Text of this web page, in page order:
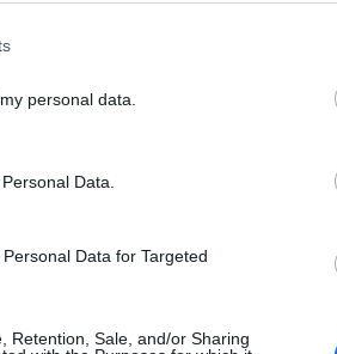
personal data.
Data.
Data for Targeted
Retention, Sale, and/or Sharing
fél évszázados
Mohács a csata ötszázadik